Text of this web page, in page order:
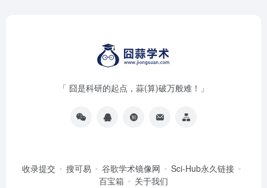
「 囧是科研的起点，蒜(算)破万般难！」
收录提交 搜可易 谷歌学术镜像网
Sci-Hub永久链接
百宝箱
关于我们